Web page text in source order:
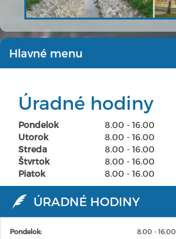
Hlavné menu
Úradné hodiny
Pondelok
8.00 - 16.00
Utorok
8.00 - 16.00
Streda
8.00 - 16.00
Štvrtok
8.00 - 16.00
Piatok
8.00 - 16.00
ÚRADNÉ HODINY
Pondelok:
8.00 - 16.00